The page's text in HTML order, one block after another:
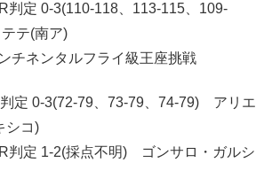
定 0-3(110-118、113-115、109-
テ(南ア)
チネンタルフライ級王座挑戦
定 0-3(72-79、73-79、74-79) アリエ
シコ)
定 1-2(採点不明) ゴンサロ・ガルシ